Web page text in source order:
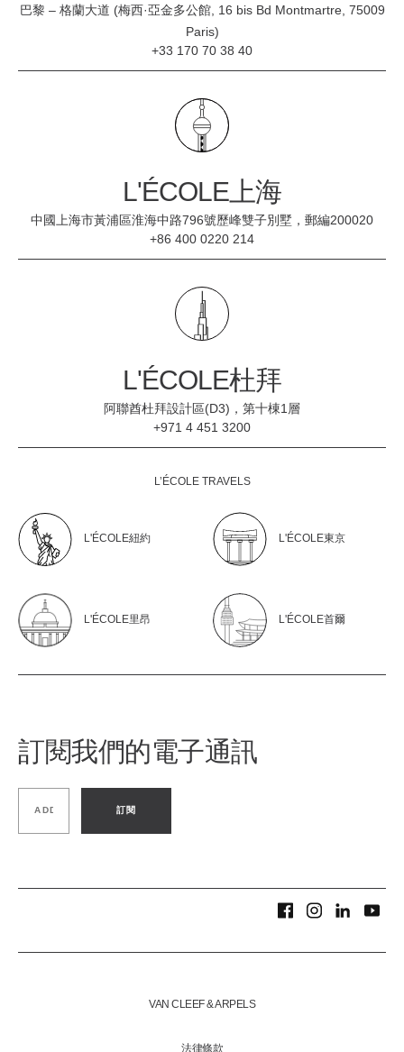
巴黎 – 格蘭大道 (梅西·亞金多公館, 16 bis Bd Montmartre, 75009
Paris)
+33 170 70 38 40
L'ÉCOLE上海
中國上海市黃浦區淮海中路796號歷峰雙子別墅，郵編200020
+86 400 0220 214
L'ÉCOLE杜拜
阿聯酋杜拜設計區(D3)，第十棟1層
+971 4 451 3200
L’ÉCOLE TRAVELS
L'ÉCOLE紐約 L'ÉCOLE東京
L'ÉCOLE里昂 L'ÉCOLE首爾
訂閱我們的電子通訊
訂閱
VAN CLEEF & ARPELS
法律條款